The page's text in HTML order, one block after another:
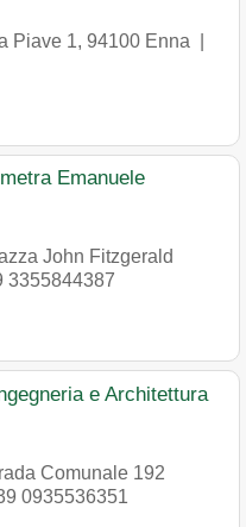
Piave 1, 94100 Enna
Emanuele
John Fitzgerald
3355844387
e Architettura
Comunale 192
0935536351